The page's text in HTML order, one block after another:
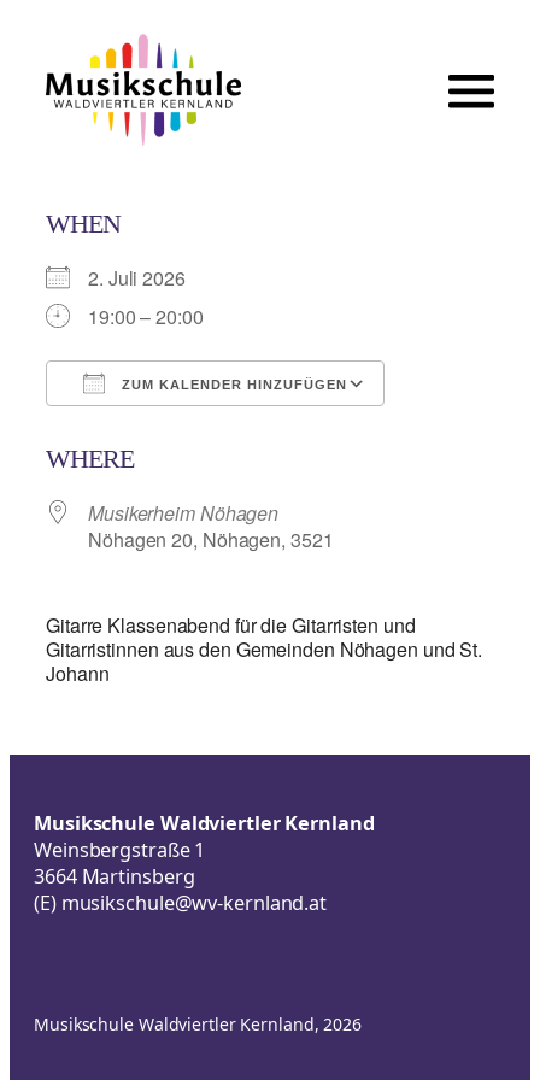
springen
WHEN
2. Juli 2026
19:00 – 20:00
ZUM KALENDER HINZUFÜGEN
WHERE
Musikerheim Nöhagen
Nöhagen 20, Nöhagen, 3521
Gitarre Klassenabend für die Gitarristen und
Gitarristinnen aus den Gemeinden Nöhagen und St.
Johann
Musikschule Waldviertler Kernland
Weinsbergstraße 1
3664 Martinsberg
(E) musikschule@wv-kernland.at
Musikschule Waldviertler Kernland, 2026